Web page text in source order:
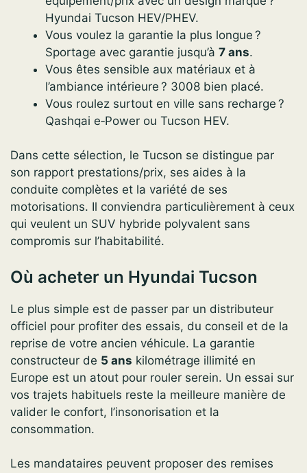
Hyundai Tucson HEV/PHEV.
Vous voulez la garantie la plus longue ?
Sportage avec garantie jusqu’à 7 ans.
Vous êtes sensible aux matériaux et à
l’ambiance intérieure ? 3008 bien placé.
Vous roulez surtout en ville sans recharge ?
Qashqai e‑Power ou Tucson HEV.
Dans cette sélection, le Tucson se distingue par
son rapport prestations/prix, ses aides à la
conduite complètes et la variété de ses
motorisations. Il conviendra particulièrement à ceux
qui veulent un SUV hybride polyvalent sans
compromis sur l’habitabilité.
Où acheter un Hyundai Tucson
Le plus simple est de passer par un distributeur
officiel pour profiter des essais, du conseil et de la
reprise de votre ancien véhicule. La garantie
constructeur de 5 ans kilométrage illimité en
Europe est un atout pour rouler serein. Un essai sur
vos trajets habituels reste la meilleure manière de
valider le confort, l’insonorisation et la
consommation.
Les mandataires peuvent proposer des remises